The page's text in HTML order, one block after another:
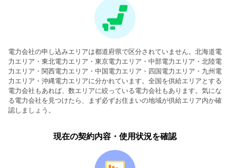
電力会社の申し込みエリアは都道府県で区分されていません。北海道電
力エリア・東北電力エリア・東京電力エリア・中部電力エリア・北陸電
力エリア・関西電力エリア・中国電力エリア・四国電力エリア・九州電
力エリア・沖縄電力エリアに分かれています。全国を供給エリアとする
電力会社もあれば、数エリアに絞っている電力会社もあります。気にな
る電力会社を見つけたら、まず必ずお住まいの地域が供給エリア内か確
認しましょう。
現在の契約内容・使用状況を確認